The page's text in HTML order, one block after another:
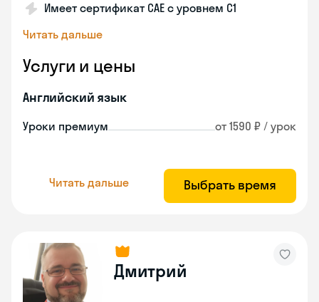
Имеет сертификат САЕ с уровнем С1
Читать дальше
Услуги и цены
Английский язык
Уроки премиум от 1590 ₽ / урок
Читать дальше Выбрать время
Дмитрий